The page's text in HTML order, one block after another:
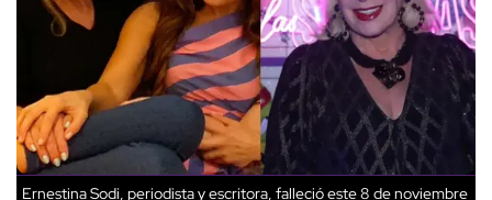
Ernestina Sodi, periodista y escritora, falleció este 8 de noviembre